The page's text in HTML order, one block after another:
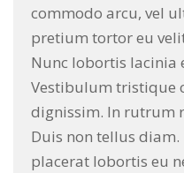
commodo arcu, vel
pretium tortor eu
Nunc lobortis lacinia
Vestibulum tristique
dignissim. In rutrum
Duis non tellus
placerat lobortis eu